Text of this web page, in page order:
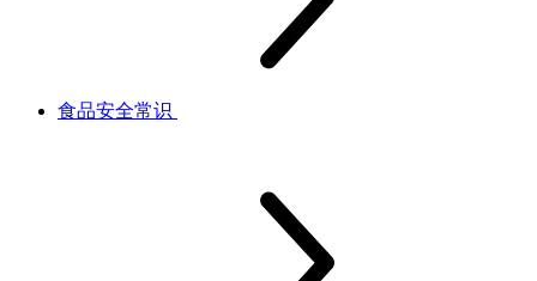
食品安全常识